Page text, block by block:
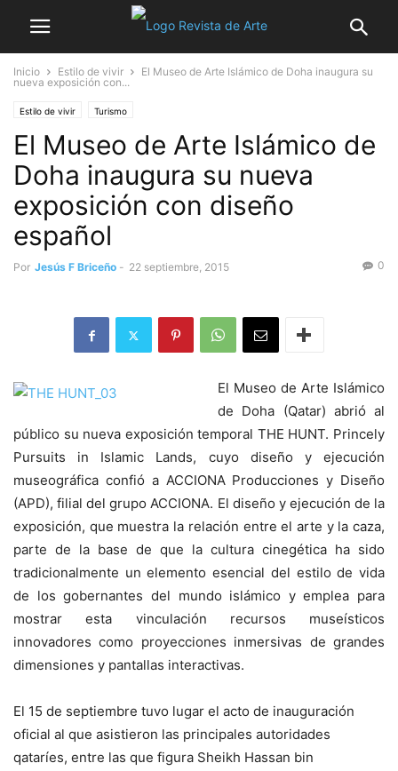
Inicio Estilo de vivir
El Museo de Arte Islámico de Doha inaugura su
nueva exposición con...
Estilo de vivir Turismo
El Museo de Arte Islámico de
Doha inaugura su nueva
exposición con diseño
español
Por Jesús F Briceño - 22 septiembre, 2015 0
El Museo de Arte Islámico
de Doha (Qatar) abrió al
público su nueva exposición temporal THE HUNT. Princely
Pursuits in Islamic Lands, cuyo diseño y ejecución
museográfica confió a ACCIONA Producciones y Diseño
(APD), filial del grupo ACCIONA. El diseño y ejecución de la
exposición, que muestra la relación entre el arte y la caza,
parte de la base de que la cultura cinegética ha sido
tradicionalmente un elemento esencial del estilo de vida
de los gobernantes del mundo islámico y emplea para
mostrar esta vinculación recursos museísticos
innovadores como proyecciones inmersivas de grandes
dimensiones y pantallas interactivas.
El 15 de septiembre tuvo lugar el acto de inauguración
oficial al que asistieron las principales autoridades
qataríes, entre las que figura Sheikh Hassan bin